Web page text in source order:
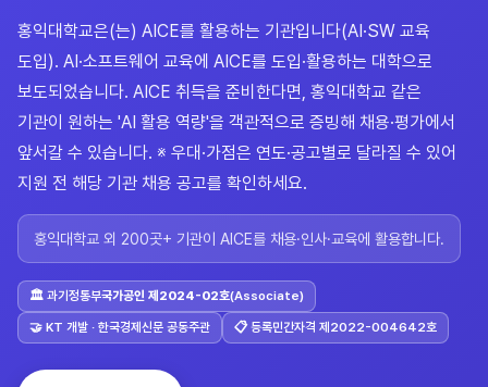
홍익대학교은(는) AICE를 활용하는 기관입니다(AI·SW 교육
도입). AI·소프트웨어 교육에 AICE를 도입·활용하는 대학으로
보도되었습니다. AICE 취득을 준비한다면, 홍익대학교 같은
기관이 원하는 'AI 활용 역량'을 객관적으로 증빙해 채용·평가에서
앞서갈 수 있습니다. ※ 우대·가점은 연도·공고별로 달라질 수 있어
지원 전 해당 기관 채용 공고를 확인하세요.
홍익대학교 외 200곳+ 기관이 AICE를 채용·인사·교육에 활용합니다.
🏛 과기정통부국가공인 제2024-02호(Associate)
🤝 KT 개발 · 한국경제신문 공동주관 📋 등록민간자격 제2022-004642호